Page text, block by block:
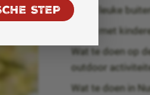
Top 5 leuke
Uitjes met
Wat te doen op
outdoor
Wat te doen in
STEP